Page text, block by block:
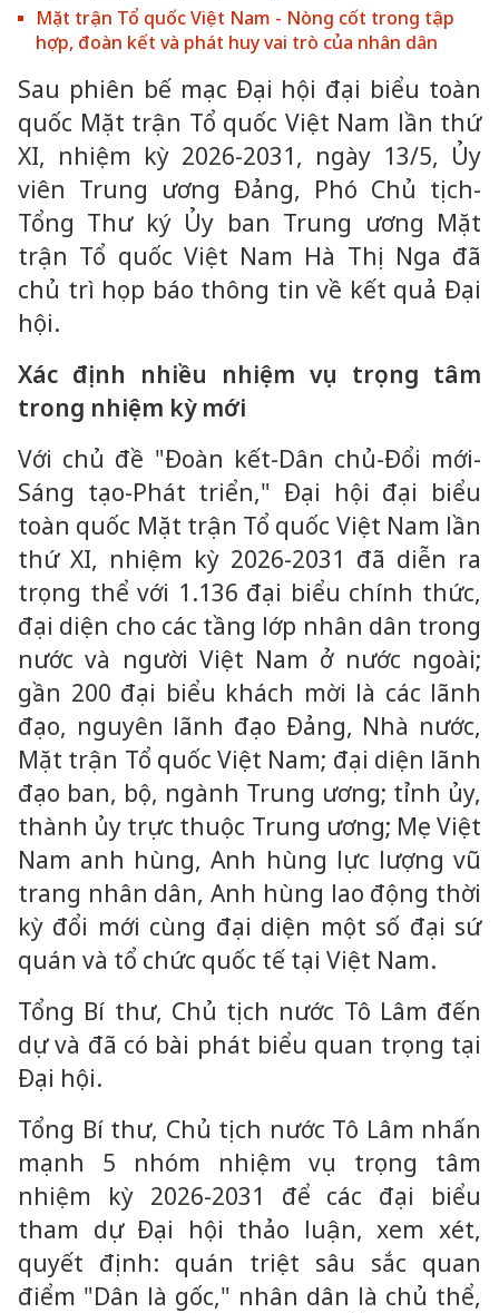
Mặt trận Tổ quốc Việt Nam - Nòng cốt trong tập
hợp, đoàn kết và phát huy vai trò của nhân dân
Sau phiên bế mạc Đại hội đại biểu toàn
quốc Mặt trận Tổ quốc Việt Nam lần thứ
XI, nhiệm kỳ 2026-2031, ngày 13/5, Ủy
viên Trung ương Đảng, Phó Chủ tịch-
Tổng Thư ký Ủy ban Trung ương Mặt
trận Tổ quốc Việt Nam Hà Thị Nga đã
chủ trì họp báo thông tin về kết quả Đại
hội.
Xác định nhiều nhiệm vụ trọng tâm
trong nhiệm kỳ mới
Với chủ đề "Đoàn kết-Dân chủ-Đổi mới-
Sáng tạo-Phát triển," Đại hội đại biểu
toàn quốc Mặt trận Tổ quốc Việt Nam lần
thứ XI, nhiệm kỳ 2026-2031 đã diễn ra
trọng thể với 1.136 đại biểu chính thức,
đại diện cho các tầng lớp nhân dân trong
nước và người Việt Nam ở nước ngoài;
gần 200 đại biểu khách mời là các lãnh
đạo, nguyên lãnh đạo Đảng, Nhà nước,
Mặt trận Tổ quốc Việt Nam; đại diện lãnh
đạo ban, bộ, ngành Trung ương; tỉnh ủy,
thành ủy trực thuộc Trung ương; Mẹ Việt
Nam anh hùng, Anh hùng lực lượng vũ
trang nhân dân, Anh hùng lao động thời
kỳ đổi mới cùng đại diện một số đại sứ
quán và tổ chức quốc tế tại Việt Nam.
Tổng Bí thư, Chủ tịch nước Tô Lâm đến
dự và đã có bài phát biểu quan trọng tại
Đại hội.
Tổng Bí thư, Chủ tịch nước Tô Lâm nhấn
mạnh 5 nhóm nhiệm vụ trọng tâm
nhiệm kỳ 2026-2031 để các đại biểu
tham dự Đại hội thảo luận, xem xét,
quyết định: quán triệt sâu sắc quan
điểm "Dân là gốc," nhân dân là chủ thể,